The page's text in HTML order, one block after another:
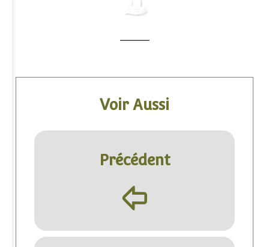
Voir Aussi
Précédent
þ